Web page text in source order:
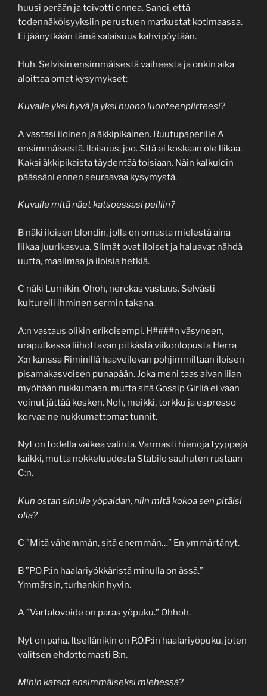
huusi perään ja toivotti onnea. Sanoi, että
todennäköisyyksiin perustuen matkustat kotimaassa.
Ei jäänytkään tämä salaisuus kahvipöytään.
Huh. Selvisin ensimmäisestä vaiheesta ja onkin aika
aloittaa omat kysymykset:
Kuvaile yksi hyvä ja yksi huono luonteenpiirteesi?
A vastasi iloinen ja äkkipikainen. Ruutupaperille A
ensimmäisestä. Iloisuus, joo. Sitä ei koskaan ole liikaa.
Kaksi äkkipikaista täydentää toisiaan. Näin kalkuloin
päässäni ennen seuraavaa kysymystä.
Kuvaile mitä näet katsoessasi peiliin?
B näki iloisen blondin, jolla on omasta mielestä aina
liikaa juurikasvua. Silmät ovat iloiset ja haluavat nähdä
uutta, maailmaa ja iloisia hetkiä.
C näki Lumikin. Ohoh, nerokas vastaus. Selvästi
kulturelli ihminen sermin takana.
A:n vastaus olikin erikoisempi. H####n väsyneen,
uraputkessa liihottavan pitkästä viikonlopusta Herra
X:n kanssa Riminillä haaveilevan pohjimmiltaan iloisen
pisamakasvoisen punapään. Joka meni taas aivan liian
myöhään nukkumaan, mutta sitä Gossip Girliä ei vaan
voinut jättää kesken. Noh, meikki, torkku ja espresso
korvaa ne nukkumattomat tunnit.
Nyt on todella vaikea valinta. Varmasti hienoja tyyppejä
kaikki, mutta nokkeluudesta Stabilo sauhuten rustaan
C:n.
Kun ostan sinulle yöpaidan, niin mitä kokoa sen pitäisi
olla?
C ”Mitä vähemmän, sitä enemmän…” En ymmärtänyt.
B ”P.O.P:in haalariyökkäristä minulla on ässä.”
Ymmärsin, turhankin hyvin.
A ”Vartalovoide on paras yöpuku.” Ohhoh.
Nyt on paha. Itsellänikin on P.O.P:in haalariyöpuku, joten
valitsen ehdottomasti B:n.
Mihin katsot ensimmäiseksi miehessä?